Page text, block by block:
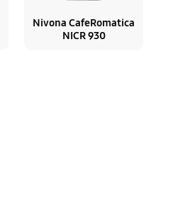
Nivona CafeRomatica
NICR 930